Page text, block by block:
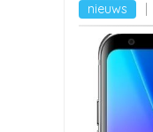
nieuws